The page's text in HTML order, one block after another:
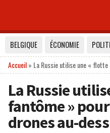
BELGIQUE ÉCONOMIE
Accueil» La Russie utilise une «
La Russie
fantôme »
drones au-